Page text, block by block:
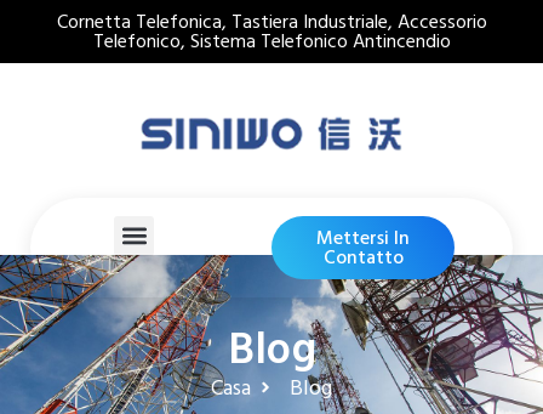
Cornetta Telefonica, Tastiera Industriale, Accessorio
Telefonico, Sistema Telefonico Antincendio
Mettersi In
Contatto
Blog
Casa Blog